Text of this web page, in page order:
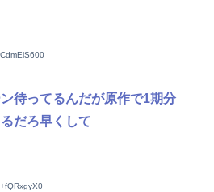
待ってるんだが原作で1期分
だろ早くして